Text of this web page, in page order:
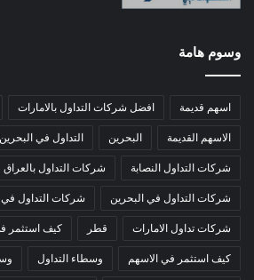
وسوم هامة
اسهم قديمة افضل شركات التداول بالامارات
الاسهم القديمة البحرين التداول في البحرين
شركات التداول النصابة شركات التداول بالعراق
شركات التداول في البحرين شركات التداول
شركات تداول الامارات قطر كيف استثمر
كيف استثمر في الاسهم وسطاء التداول